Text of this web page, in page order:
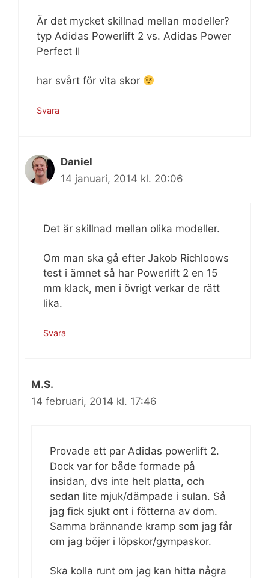
Är det mycket skillnad mellan modeller?
typ Adidas Powerlift 2 vs. Adidas Power
Perfect II
har svårt för vita skor
Svara
Daniel
14 januari, 2014 kl. 20:06
Det är skillnad mellan olika modeller.
Om man ska gå efter Jakob Richloows
test i ämnet så har Powerlift 2 en 15
mm klack, men i övrigt verkar de rätt
lika.
Svara
M.S.
14 februari, 2014 kl. 17:46
Provade ett par Adidas powerlift 2.
Dock var for både formade på
insidan, dvs inte helt platta, och
sedan lite mjuk/dämpade i sulan. Så
jag fick sjukt ont i fötterna av dom.
Samma brännande kramp som jag får
om jag böjer i löpskor/gympaskor.
Ska kolla runt om jag kan hitta några